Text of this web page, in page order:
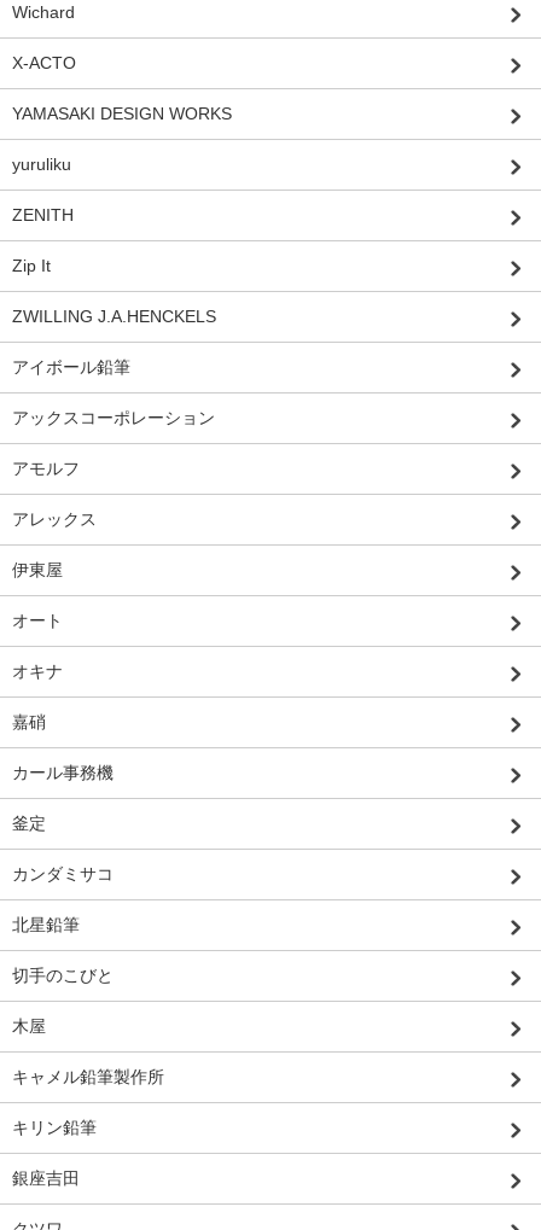
Wichard
X-ACTO
YAMASAKI DESIGN WORKS
yuruliku
ZENITH
Zip It
ZWILLING J.A.HENCKELS
アイボール鉛筆
アックスコーポレーション
アモルフ
アレックス
伊東屋
オート
オキナ
嘉硝
カール事務機
釜定
カンダミサコ
北星鉛筆
切手のこびと
木屋
キャメル鉛筆製作所
キリン鉛筆
銀座吉田